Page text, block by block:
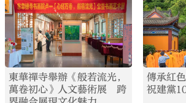
東華禪寺舉辦《般若流光，
萬卷初心》人文藝術展 跨
傳承紅
祝建黨